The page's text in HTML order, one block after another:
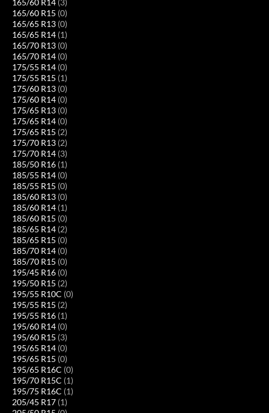
165/60 R14 (3)
165/60 R15 (0)
165/65 R13 (0)
165/65 R14 (1)
165/70 R13 (0)
165/70 R14 (0)
175/55 R14 (0)
175/55 R15 (1)
175/60 R13 (0)
175/60 R14 (0)
175/65 R13 (0)
175/65 R14 (0)
175/65 R15 (2)
175/70 R13 (2)
175/70 R14 (3)
185/50 R16 (1)
185/55 R14 (0)
185/55 R15 (0)
185/60 R13 (0)
185/60 R14 (1)
185/60 R15 (0)
185/65 R14 (2)
185/65 R15 (0)
185/70 R14 (0)
185/70 R15 (0)
195/45 R16 (0)
195/50 R15 (2)
195/55 R10C (0)
195/55 R15 (2)
195/55 R16 (1)
195/60 R14 (0)
195/60 R15 (3)
195/65 R14 (0)
195/65 R15 (0)
195/65 R16C (0)
195/70 R15C (1)
195/75 R16C (1)
205/45 R17 (1)